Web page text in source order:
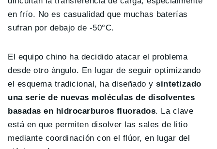
en frío. No es casualidad que muchas baterías
sufran por debajo de -50°C.
El equipo chino ha decidido atacar el problema
desde otro ángulo. En lugar de seguir optimizando
el esquema tradicional, ha diseñado ysintetizado
una serie de nuevas moléculas de disolventes
basadas en hidrocarburos fluorados. La clave
está en que permiten disolver las sales de litio
mediante coordinación con el flúor, en lugar del